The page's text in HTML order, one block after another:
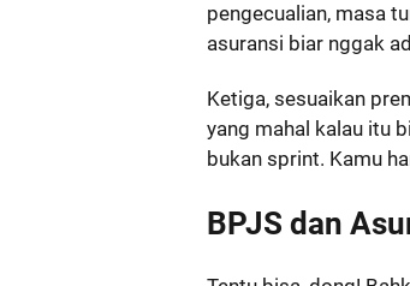
pengecualian, masa
asuransi biar nggak
Ketiga, sesuaikan
yang mahal kalau itu
bukan sprint. Kamu
BPJS dan